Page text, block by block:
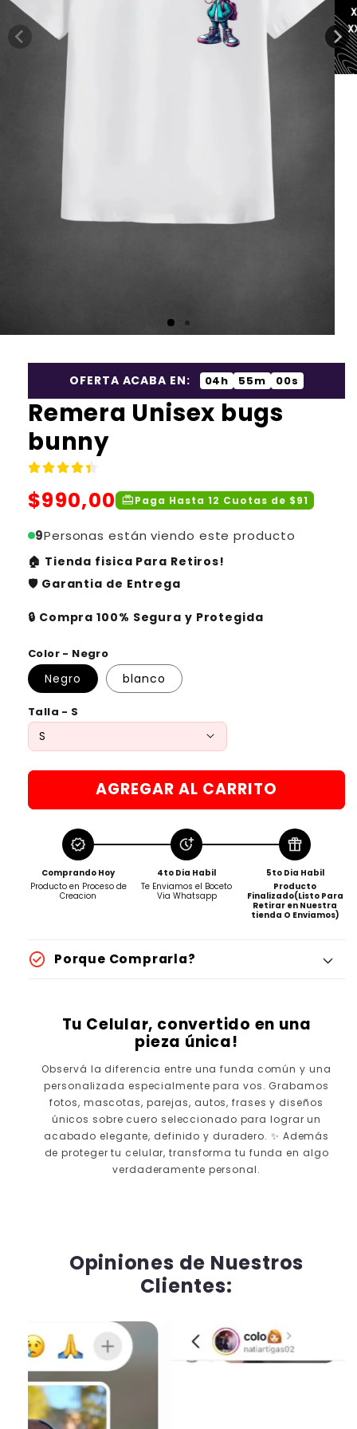
OFERTA ACABA EN: 04h 54m 59s
Remera Unisex bugs
bunny
Precio
$990,00 redeemPaga Hasta 12 Cuotas de $91
9Personas están viendo este producto
🏠 Tienda fisica Para Retiros!
🛡️ Garantia de Entrega
🔒 Compra 100% Segura y Protegida
Color - Negro
Negro blanco
Talla - S
AGREGAR AL CARRITO
Comprando Hoy
Producto en Proceso de
Creacion
4to Dia Habil
Te Enviamos el Boceto
Via Whatsapp
5to Dia Habil
Producto
Finalizado(Listo Para
Retirar en Nuestra
tienda O Enviamos)
Porque Comprarla?
Tu Celular, convertido en una
pieza única!
Observá la diferencia entre una funda común y una
personalizada especialmente para vos. Grabamos
fotos, mascotas, parejas, autos, frases y diseños
únicos sobre cuero seleccionado para lograr un
acabado elegante, definido y duradero. ✨ Además
de proteger tu celular, transforma tu funda en algo
verdaderamente personal.
⮜ DESLIZA ⮞
Opiniones de Nuestros
Clientes: